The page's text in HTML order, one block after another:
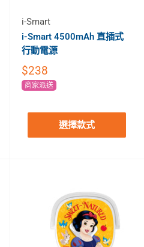
i-Smart
i-Smart 4500mAh 直插式
行動電源
$238
商家派送
選擇款式